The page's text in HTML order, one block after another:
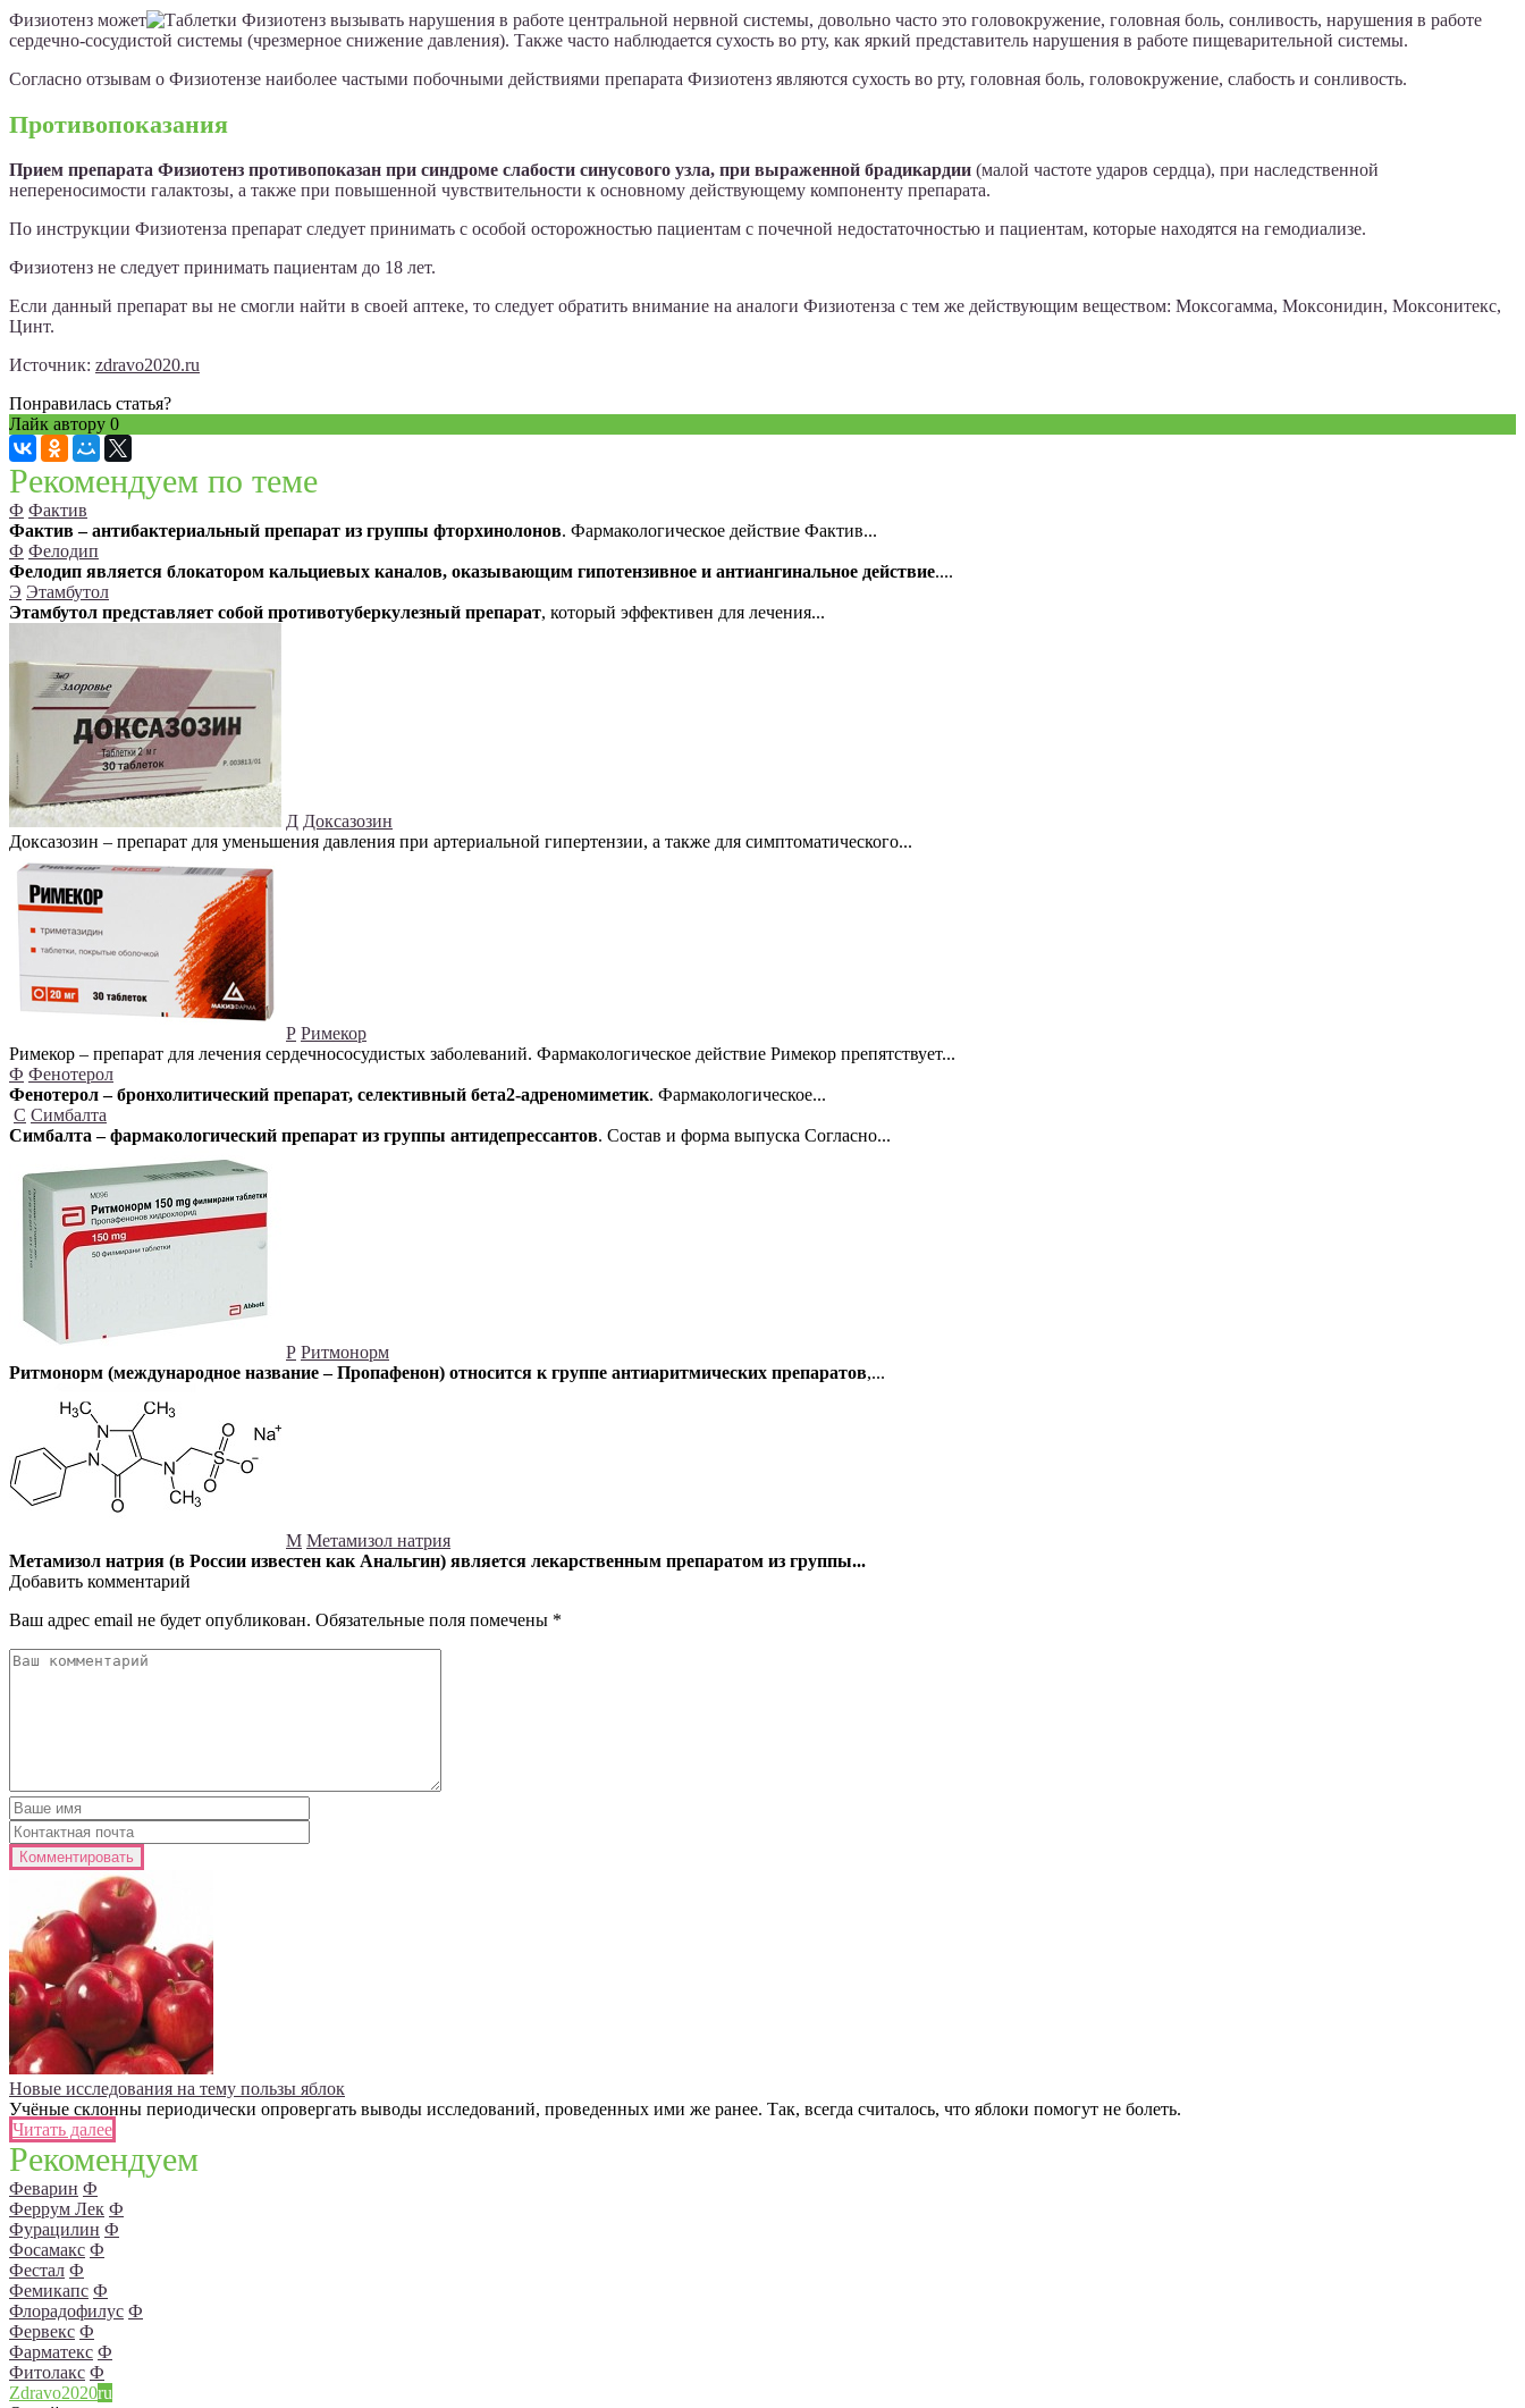
Физиотенз может
вызывать нарушения в работе центральной нервной системы, довольно часто это головокружение, головная боль, сонливость, нарушения в работе
сердечно-сосудистой системы (чрезмерное снижение давления). Также часто наблюдается сухость во рту, как яркий представитель нарушения в работе пищеварительной системы.
Согласно отзывам о Физиотензе наиболее частыми побочными действиями препарата Физиотенз являются сухость во рту, головная боль, головокружение, слабость и сонливость.
Противопоказания
Прием препарата Физиотенз противопоказан при синдроме слабости синусового узла, при выраженной брадикардии (малой частоте ударов сердца), при наследственной
непереносимости галактозы, а также при повышенной чувствительности к основному действующему компоненту препарата.
По инструкции Физиотенза препарат следует принимать с особой осторожностью пациентам с почечной недостаточностью и пациентам, которые находятся на гемодиализе.
Физиотенз не следует принимать пациентам до 18 лет.
Если данный препарат вы не смогли найти в своей аптеке, то следует обратить внимание на аналоги Физиотенза с тем же действующим веществом: Моксогамма, Моксонидин, Моксонитекс,
Цинт.
Источник: zdravo2020.ru
Понравилась статья?
Лайк автору 0
Рекомендуем по теме
Ф Фактив
Фактив – антибактериальный препарат из группы фторхинолонов. Фармакологическое действие Фактив...
Ф Фелодип
Фелодип является блокатором кальциевых каналов, оказывающим гипотензивное и антиангинальное действие....
Э Этамбутол
Этамбутол представляет собой противотуберкулезный препарат, который эффективен для лечения...
Д Доксазозин
Доксазозин – препарат для уменьшения давления при артериальной гипертензии, а также для симптоматического...
Р Римекор
Римекор – препарат для лечения сердечнососудистых заболеваний. Фармакологическое действие Римекор препятствует...
Ф Фенотерол
Фенотерол – бронхолитический препарат, селективный бета2-адреномиметик. Фармакологическое...
С Симбалта
Симбалта – фармакологический препарат из группы антидепрессантов. Состав и форма выпуска Согласно...
Р Ритмонорм
Ритмонорм (международное название – Пропафенон) относится к группе антиаритмических препаратов,...
М Метамизол натрия
Метамизол натрия (в России известен как Анальгин) является лекарственным препаратом из группы...
Добавить комментарий
Ваш адрес email не будет опубликован. Обязательные поля помечены *
Новые исследования на тему пользы яблок
Учёные склонны периодически опровергать выводы исследований, проведенных ими же ранее. Так, всегда считалось, что яблоки помогут не болеть.
Читать далее
Рекомендуем
Феварин Ф
Феррум Лек Ф
Фурацилин Ф
Фосамакс Ф
Фестал Ф
Фемикапс Ф
Флорадофилус Ф
Фервекс Ф
Фарматекс Ф
Фитолакс Ф
Zdravo2020ru